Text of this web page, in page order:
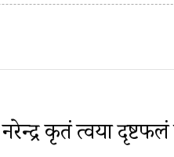
नरेन्द्र कृतं त्वया